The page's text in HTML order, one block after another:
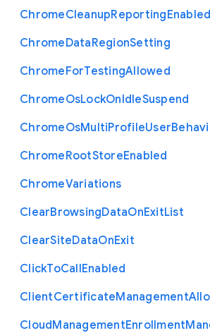
ChromeCleanupReportingEnabled
ChromeDataRegionSetting
ChromeForTestingAllowed
ChromeOsLockOnIdleSuspend
ChromeOsMultiProfileUser
ChromeRootStoreEnabled
ChromeVariations
ClearBrowsingDataOnExitList
ClearSiteDataOnExit
ClickToCallEnabled
ClientCertificateManagement
CloudManagementEnrollment